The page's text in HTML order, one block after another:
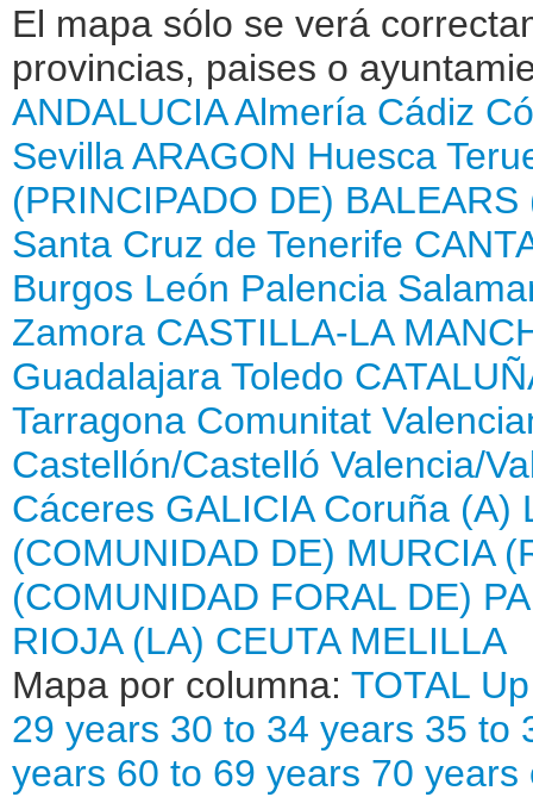
El mapa sólo se verá
provincias, paises o
ANDALUCIAAlmería Cádiz
SevillaARAGON Huesca
(PRINCIPADO DE) BALEARS
Santa Cruz de Tenerife
Burgos León Palencia
Zamora CASTILLA-LA
Guadalajara Toledo
Tarragona Comunitat
Castellón/Castelló Valencia/
Cáceres GALICIA Coruña (A)
(COMUNIDAD DE) MURCIA
(COMUNIDAD FORAL DE)
RIOJA (LA) CEUTA MELILLA
Mapa por columna: TOTAL
29 years 30 to 34 years 35 to
years 60 to 69 years 70 years